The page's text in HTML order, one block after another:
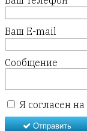
Ваш E-mail
Сообщение
Я согласен на
Отправить